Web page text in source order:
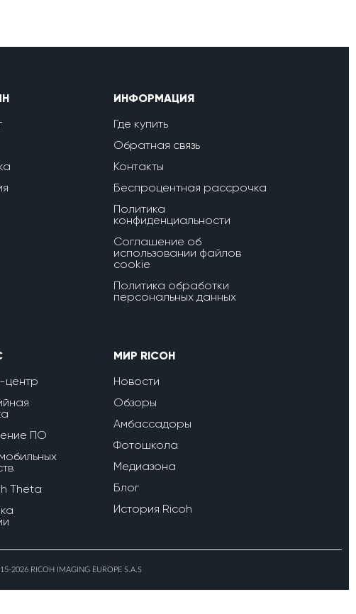
ИНФОРМАЦИЯ
Где купить
Обратная связь
Контакты
Беспроцентная рассрочка
Политика
конфиденциальности
Соглашение об
использовании файлов
cookie
Политика обработки
персональных данных
центр
ПО
Theta
МИР RICOH
Новости
Обзоры
Амбассадоры
Фотошкола
Медиазона
Блог
История Ricoh
2026 RICOH IMAGING EUROPE S.A.S